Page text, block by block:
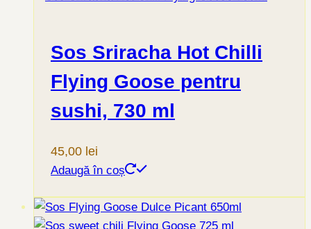
Sos Sriracha Hot Chilli
Flying Goose pentru
sushi, 730 ml
45,00 lei
Adaugă în coș